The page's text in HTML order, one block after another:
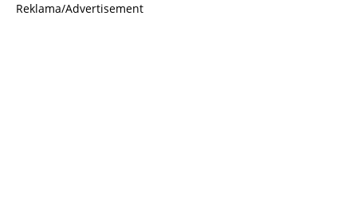
Reklama/Advertisement